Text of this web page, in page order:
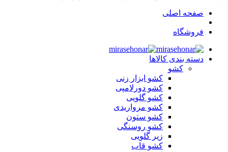
صفحه اصلی
فروشگاه
دسته بندی کالاها
کشو
کشو ابزار زنی
کشو دورلامپی
کشو گلویی
کشو مرواریدی
کشو ستون
کشو روسنگی
زیر گلویی
کشو قاب